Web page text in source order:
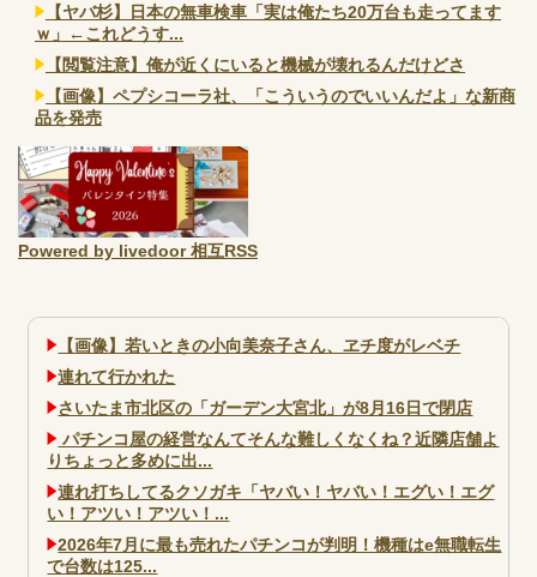
【ヤバ杉】日本の無車検車「実は俺たち20万台も走ってます
ｗ」←これどうす...
【閲覧注意】俺が近くにいると機械が壊れるんだけどさ
【画像】ペプシコーラ社、「こういうのでいいんだよ」な新商
品を発売
Powered by livedoor 相互RSS
【画像】若いときの小向美奈子さん、ヱチ度がレベチ
連れて行かれた
さいたま市北区の「ガーデン大宮北」が8月16日で閉店
パチンコ屋の経営なんてそんな難しくなくね？近隣店舗よ
りちょっと多めに出...
連れ打ちしてるクソガキ「ヤバい！ヤバい！エグい！エグ
い！アツい！アツい！...
2026年7月に最も売れたパチンコが判明！機種はe無職転生
で台数は125...